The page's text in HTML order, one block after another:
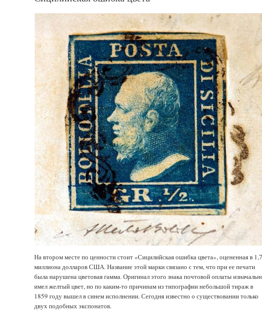
На втором месте по ценности стоит «Сицилийская ошибка цвета», оцененная в
миллиона долларов США. Название этой марки связано с тем, что при ее печати
была нарушена цветовая гамма. Оригинал этого знака почтовой оплаты
имел желтый цвет, но по каким-то причинам из типографии небольшой тираж в
1859 году вышел в синем исполнении. Сегодня известно о существовании только
двух подобных экспонатов.